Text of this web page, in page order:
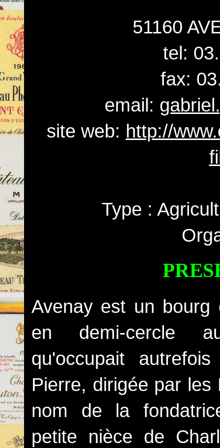
51160
tel:
fax:
email:
site web: http://
Type :
Avenay est un bourg
en demi-cercle
qu'occupait
Pierre, dirigée par
nom de la
petite nièce de